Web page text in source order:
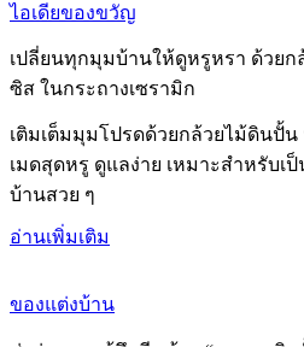
ไอเดียของขวัญ
เปลี่ยนทุกมุมบ้านให้ดูหรูหรา ด้วย
ซิส ในกระถางเซรามิก
เติมเต็มมุมโปรดด้วยกล้วยไม้ดินปั้
เมดสุดหรู ดูแลง่าย เหมาะสำหรับเ
บ้านสวย ๆ
อ่านเพิ่มเติม
ของแต่งบ้าน